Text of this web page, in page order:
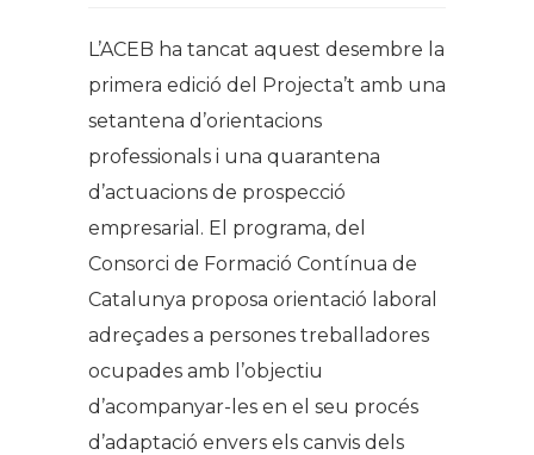
L’ACEB ha tancat aquest desembre la
primera edició del Projecta’t amb una
setantena d’orientacions
professionals i una quarantena
d’actuacions de prospecció
empresarial. El programa, del
Consorci de Formació Contínua de
Catalunya proposa orientació laboral
adreçades a persones treballadores
ocupades amb l’objectiu
d’acompanyar-les en el seu procés
d’adaptació envers els canvis dels